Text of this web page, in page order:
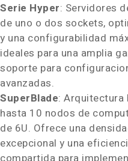
Serie Hyper: Servidores
de uno o dos sockets,
y una configurabilidad
ideales para una amplia
soporte para
avanzadas.
SuperBlade: Arquitectura
hasta 10 nodos de
de 6U. Ofrece una
excepcional y una